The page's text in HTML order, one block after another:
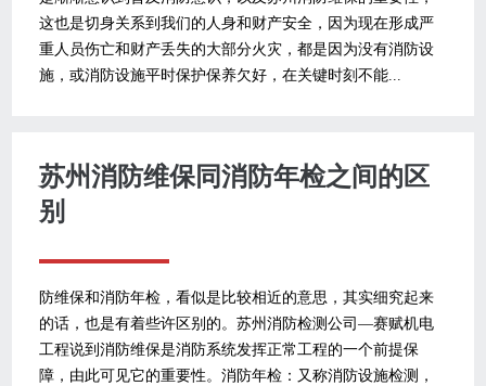
这也是切身关系到我们的人身和财产安全，因为现在形成严
重人员伤亡和财产丢失的大部分火灾，都是因为没有消防设
施，或消防设施平时保护保养欠好，在关键时刻不能...
苏州消防维保同消防年检之间的区
别
防维保和消防年检，看似是比较相近的意思，其实细究起来
的话，也是有着些许区别的。苏州消防检测公司—赛赋机电
工程说到消防维保是消防系统发挥正常工程的一个前提保
障，由此可见它的重要性。消防年检：又称消防设施检测，